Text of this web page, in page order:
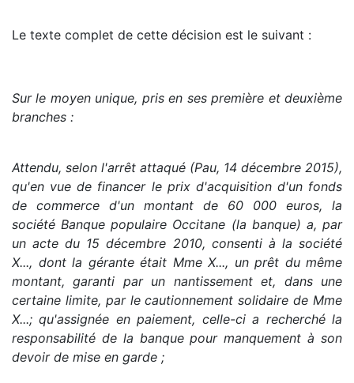
Le texte complet de cette décision est le suivant :
Sur le moyen unique, pris en ses première et deuxième
branches :
Attendu, selon l'arrêt attaqué (Pau, 14 décembre 2015),
qu'en vue de financer le prix d'acquisition d'un fonds
de commerce d'un montant de 60 000 euros, la
société Banque populaire Occitane (la banque) a, par
un acte du 15 décembre 2010, consenti à la société
X..., dont la gérante était Mme X..., un prêt du même
montant, garanti par un nantissement et, dans une
certaine limite, par le cautionnement solidaire de Mme
X...; qu'assignée en paiement, celle-ci a recherché la
responsabilité de la banque pour manquement à son
devoir de mise en garde ;